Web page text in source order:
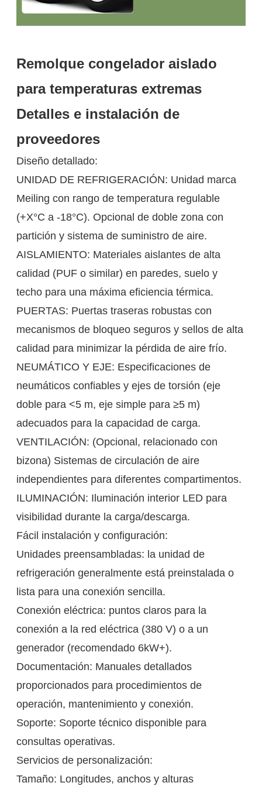
Remolque congelador aislado
para temperaturas extremas
Detalles e instalación de
proveedores
Diseño detallado:
UNIDAD DE REFRIGERACIÓN: Unidad marca
Meiling con rango de temperatura regulable
(+X°C a -18°C). Opcional de doble zona con
partición y sistema de suministro de aire.
AISLAMIENTO: Materiales aislantes de alta
calidad (PUF o similar) en paredes, suelo y
techo para una máxima eficiencia térmica.
PUERTAS: Puertas traseras robustas con
mecanismos de bloqueo seguros y sellos de alta
calidad para minimizar la pérdida de aire frío.
NEUMÁTICO Y EJE: Especificaciones de
neumáticos confiables y ejes de torsión (eje
doble para <5 m, eje simple para ≥5 m)
adecuados para la capacidad de carga.
VENTILACIÓN: (Opcional, relacionado con
bizona) Sistemas de circulación de aire
independientes para diferentes compartimentos.
ILUMINACIÓN: Iluminación interior LED para
visibilidad durante la carga/descarga.
Fácil instalación y configuración:
Unidades preensambladas: la unidad de
refrigeración generalmente está preinstalada o
lista para una conexión sencilla.
Conexión eléctrica: puntos claros para la
conexión a la red eléctrica (380 V) o a un
generador (recomendado 6kW+).
Documentación: Manuales detallados
proporcionados para procedimientos de
operación, mantenimiento y conexión.
Soporte: Soporte técnico disponible para
consultas operativas.
Servicios de personalización:
Tamaño: Longitudes, anchos y alturas